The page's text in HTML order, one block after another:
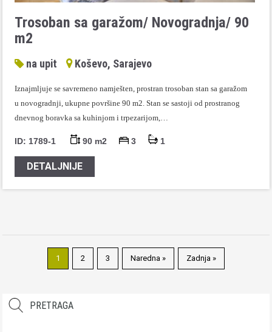
Trosoban sa garažom/ Novogradnja/ 90
m2
na upit Koševo, Sarajevo
Iznajmljuje se savremeno namješten, prostran trosoban stan sa garažom
u novogradnji, ukupne površine 90 m2. Stan se sastoji od prostranog
dnevnog boravka sa kuhinjom i trpezarijom,…
ID: 1789-1 90 m2 3 1
DETALJNIJE
1 2 3 Naredna » Zadnja »
PRETRAGA